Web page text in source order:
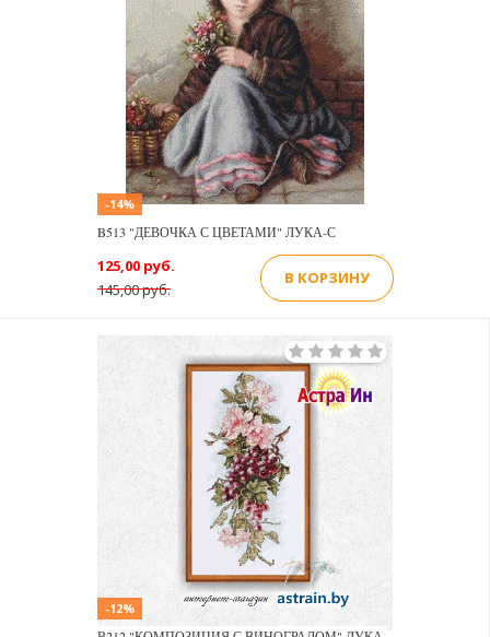
-14%
B513 "ДЕВОЧКА С ЦВЕТАМИ" ЛУКА-С
145,00 руб.
125,00 руб.
В КОРЗИНУ
-12%